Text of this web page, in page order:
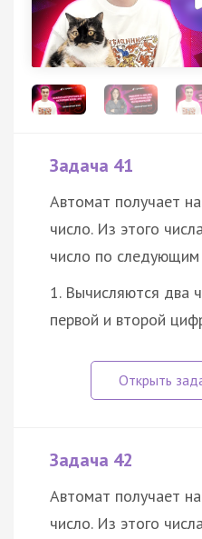
Задача 41
Автомат получает
число. Из этого
число по следующим
1. Вычисляются два
первой и второй
Задача 42
Автомат получает
число. Из этого